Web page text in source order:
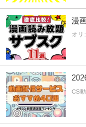
漫
オリ
CS